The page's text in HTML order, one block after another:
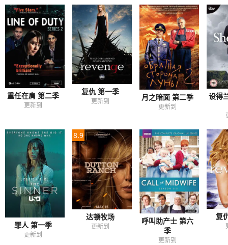
重任在肩 第二季
更新到
复仇 第一季
更新到 月之暗面 第二季
更新到
设得
罪人 第一季
更新到
8.9
达顿牧场
更新到
呼叫助产士 第六
季
更新到
复